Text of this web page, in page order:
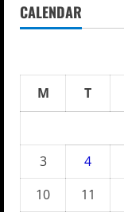
CALENDAR
M T
3
4
10
11